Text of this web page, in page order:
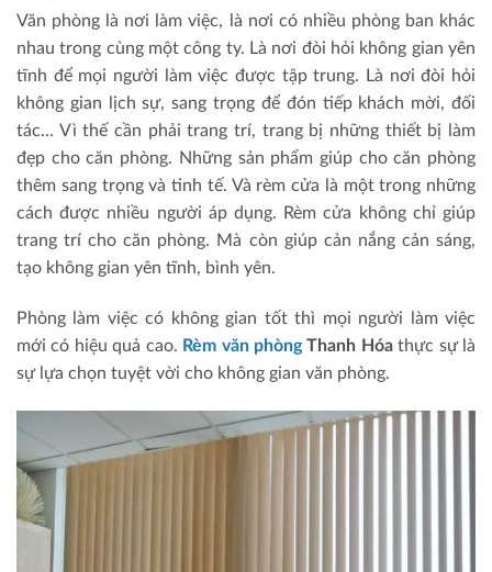
Văn phòng là nơi làm việc, là nơi có nhiều phòng ban khác
nhau trong cùng một công ty. Là nơi đòi hỏi không gian yên
tĩnh để mọi người làm việc được tập trung. Là nơi đòi hỏi
không gian lịch sự, sang trọng để đón tiếp khách mời, đối
tác… Vì thế cần phải trang trí, trang bị những thiết bị làm
đẹp cho căn phòng. Những sản phẩm giúp cho căn phòng
thêm sang trọng và tinh tế. Và rèm cửa là một trong những
cách được nhiều người áp dụng. Rèm cửa không chỉ giúp
trang trí cho căn phòng. Mà còn giúp cản nắng cản sáng,
tạo không gian yên tĩnh, bình yên.
Phòng làm việc có không gian tốt thì mọi người làm việc
mới có hiệu quả cao. Rèm văn phòngThanh Hóathực sự là
sự lựa chọn tuyệt vời cho không gian văn phòng.